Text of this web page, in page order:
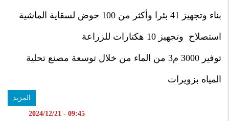
بناء وتجهيز 41 بئرا وأكثر من 100 حوض لسقاية الماشية
استصلاح وتجهيز 10 هكتارات للزراعة
توفير 3000 م3 من الماء من خلال توسعة مصنع تحلية
المياه بزويرات
المزيد
09:45 - 2024/12/21